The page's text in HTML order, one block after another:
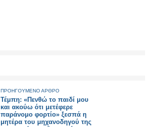
ΠΡΟΗΓΟΥΜΕΝΟ ΑΡΘΡΟ
Τέμπη: «Πενθώ το παιδί μου
και ακούω ότι μετέφερε
παράνομο φορτίο» ξεσπά η
μητέρα του μηχανοδηγού της